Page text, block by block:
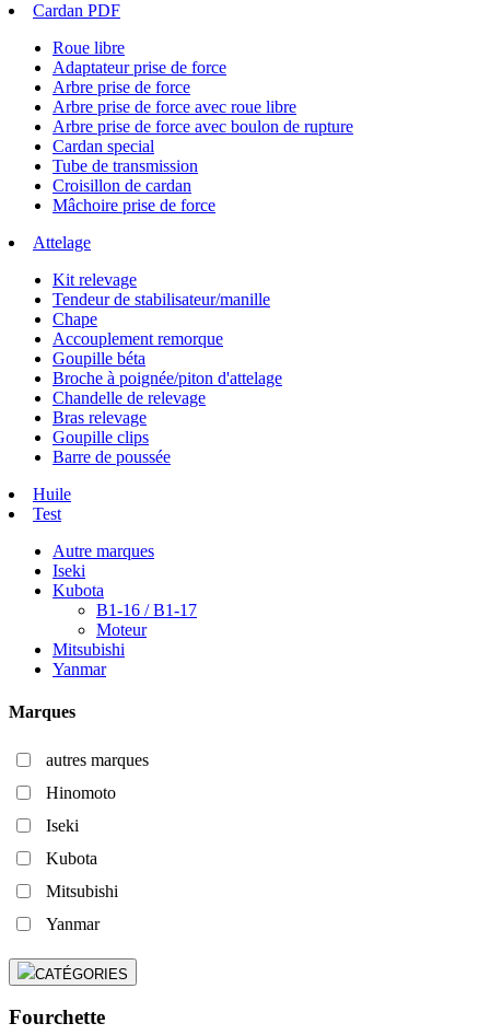
Cardan PDF
Roue libre
Adaptateur prise de force
Arbre prise de force
Arbre prise de force avec roue libre
Arbre prise de force avec boulon de rupture
Cardan special
Tube de transmission
Croisillon de cardan
Mâchoire prise de force
Attelage
Kit relevage
Tendeur de stabilisateur/manille
Chape
Accouplement remorque
Goupille béta
Broche à poignée/piton d'attelage
Chandelle de relevage
Bras relevage
Goupille clips
Barre de poussée
Huile
Test
Autre marques
Iseki
Kubota
B1-16 / B1-17
Moteur
Mitsubishi
Yanmar
Marques
autres marques
Hinomoto
Iseki
Kubota
Mitsubishi
Yanmar
CATÉGORIES
Fourchette